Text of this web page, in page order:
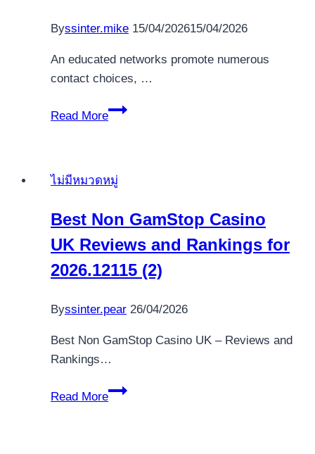
multiplu-
iar
datele
este
have
reglementarilor
Byssinter.mike 15/04/202615/04/2026
An educated networks promote numerous
contact choices, …
Read More
Best
April
ไม่มีหมวดหมู่
Best Non GamStop Casino
UK Reviews and Rankings for
2026.12115 (2)
Byssinter.pear 26/04/2026
Best Non GamStop Casino UK – Reviews and
Rankings…
Read More
Best